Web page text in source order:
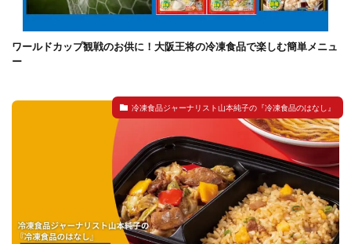
ワールドカップ観戦のお供に！大阪王将の冷凍食品で楽しむ簡単メニュ
ー
冷凍食品ジャーナリスト山本純子の『冷凍食品のはなし』